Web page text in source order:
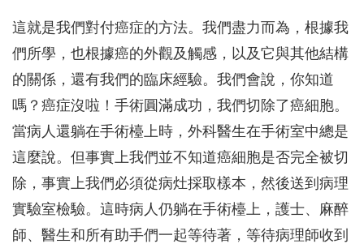
這就是我們對付癌症的方法。我們盡力而為，根據我
們所學，也根據癌的外觀及觸感，以及它與其他結構
的關係，還有我們的臨床經驗。我們會說，你知道
嗎？癌症沒啦！手術圓滿成功，我們切除了癌細胞。
當病人還躺在手術檯上時，外科醫生在手術室中總是
這麼說。但事實上我們並不知道癌細胞是否完全被切
除，事實上我們必須從病灶採取樣本，然後送到病理
實驗室檢驗。這時病人仍躺在手術檯上，護士、麻醉
師、醫生和所有助手們一起等待著，等待病理師收到